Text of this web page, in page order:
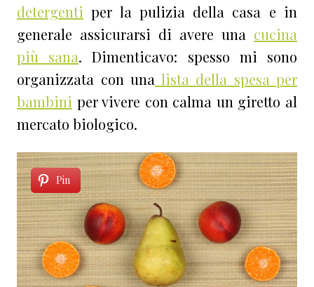
detergenti per la pulizia della casa e in
generale assicurarsi di avere una cucina
più sana. Dimenticavo: spesso mi sono
organizzata con una lista della spesa per
bambini per vivere con calma un giretto al
mercato biologico.
Pin